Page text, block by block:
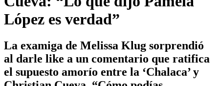
López es verdad”
La examiga de Melissa Klug sorprendió
al darle like a un comentario que ratifica
el supuesto amorío entre la ‘Chalaca’ y